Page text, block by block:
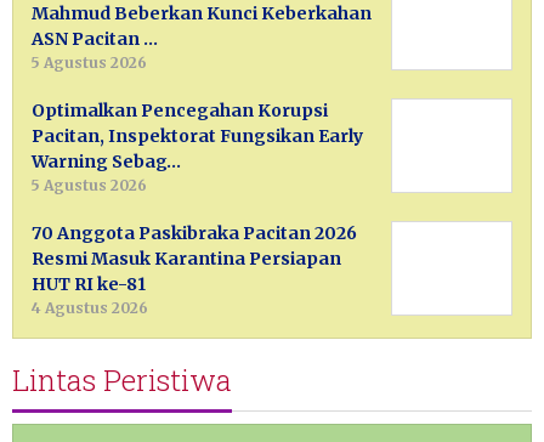
Mahmud Beberkan Kunci Keberkahan
ASN Pacitan …
5 Agustus 2026
Optimalkan Pencegahan Korupsi
Pacitan, Inspektorat Fungsikan Early
Warning Sebag…
5 Agustus 2026
70 Anggota Paskibraka Pacitan 2026
Resmi Masuk Karantina Persiapan
HUT RI ke-81
4 Agustus 2026
Lintas Peristiwa